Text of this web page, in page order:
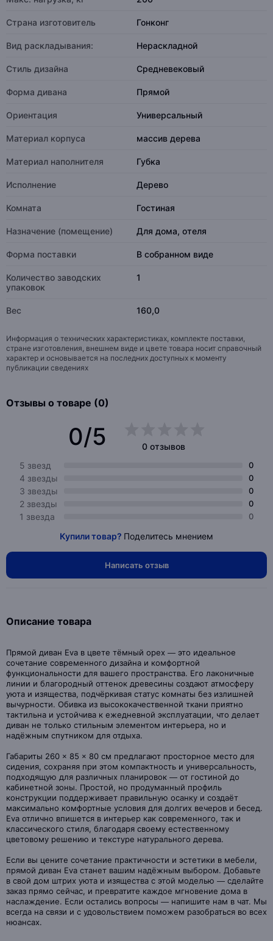
Страна изготовитель Гонконг
Вид раскладывания: Нераскладной
Стиль дизайна Средневековый
Форма дивана Прямой
Ориентация Универсальный
Материал корпуса массив дерева
Материал наполнителя Губка
Исполнение Дерево
Комната Гостиная
Назначение (помещение) Для дома, отеля
Форма поставки В собранном виде
Количество заводских
упаковок
1
Вес 160,0
Информация о технических характеристиках, комплекте поставки,
стране изготовления, внешнем виде и цвете товара носит справочный
характер и основывается на последних доступных к моменту
публикации сведениях
Отзывы о товаре (0)
0/5
0 отзывов
5 звезд
0
4 звезды 0
3 звезды 0
2 звезды 0
1 звезда 0
Купили товар? Поделитесь мнением
Написать отзыв
Описание товара
Прямой диван Eva в цвете тёмный орех — это идеальное
сочетание современного дизайна и комфортной
функциональности для вашего пространства. Его лаконичные
линии и благородный оттенок древесины создают атмосферу
уюта и изящества, подчёркивая статус комнаты без излишней
вычурности. Обивка из высококачественной ткани приятно
тактильна и устойчива к ежедневной эксплуатации, что делает
диван не только стильным элементом интерьера, но и
надёжным спутником для отдыха.
Габариты 260 × 85 × 80 см предлагают просторное место для
сидения, сохраняя при этом компактность и универсальность,
подходящую для различных планировок — от гостиной до
кабинетной зоны. Простой, но продуманный профиль
конструкции поддерживает правильную осанку и создаёт
максимально комфортные условия для долгих вечеров и бесед.
Eva отлично впишется в интерьер как современного, так и
классического стиля, благодаря своему естественному
цветовому решению и текстуре натурального дерева.
Если вы цените сочетание практичности и эстетики в мебели,
прямой диван Eva станет вашим надёжным выбором. Добавьте
в свой дом штрих уюта и изящества с этой моделью — сделайте
заказ прямо сейчас, и превратите каждое мгновение дома в
наслаждение. Если остались вопросы — напишите нам в чат. Мы
всегда на связи и с удовольствием поможем разобраться во всех
нюансах.